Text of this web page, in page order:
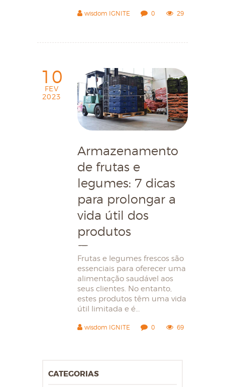
wisdom IGNITE 0 29
10
FEV
2023
Armazenamento
de frutas e
legumes: 7 dicas
para prolongar a
vida útil dos
produtos
Frutas e legumes frescos são
essenciais para oferecer uma
alimentação saudável aos
seus clientes. No entanto,
estes produtos têm uma vida
útil limitada e é…
wisdom IGNITE 0 69
CATEGORIAS